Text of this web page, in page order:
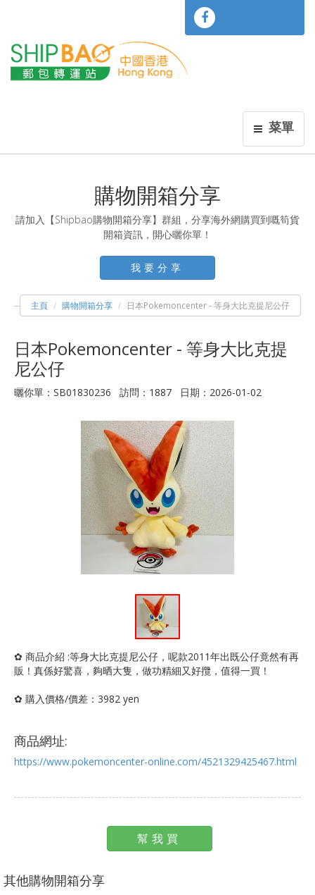
菜單
購物開箱分享
請加入【Shipbao購物開箱分享】群組，分享海外網購買到嘅筍貨
開箱資訊，開心曬你單！
我要分享
主頁 購物開箱分享 日本Pokemoncenter - 等身大比克提尼公仔
日本Pokemoncenter - 等身大比克提
尼公仔
曬你單：SB01830236 訪問：1887 日期：2026-01-02
✿ 商品介紹 :等身大比克提尼公仔，呢款2011年出既公仔竟然有再
販！真係好驚喜，夠晒大隻，做功精細又好攬，值得一買！
✿ 購入價格/價差：3982 yen
商品網址:
https://www.pokemoncenter-online.com/4521329425467.html
幫我買
其他購物開箱分享